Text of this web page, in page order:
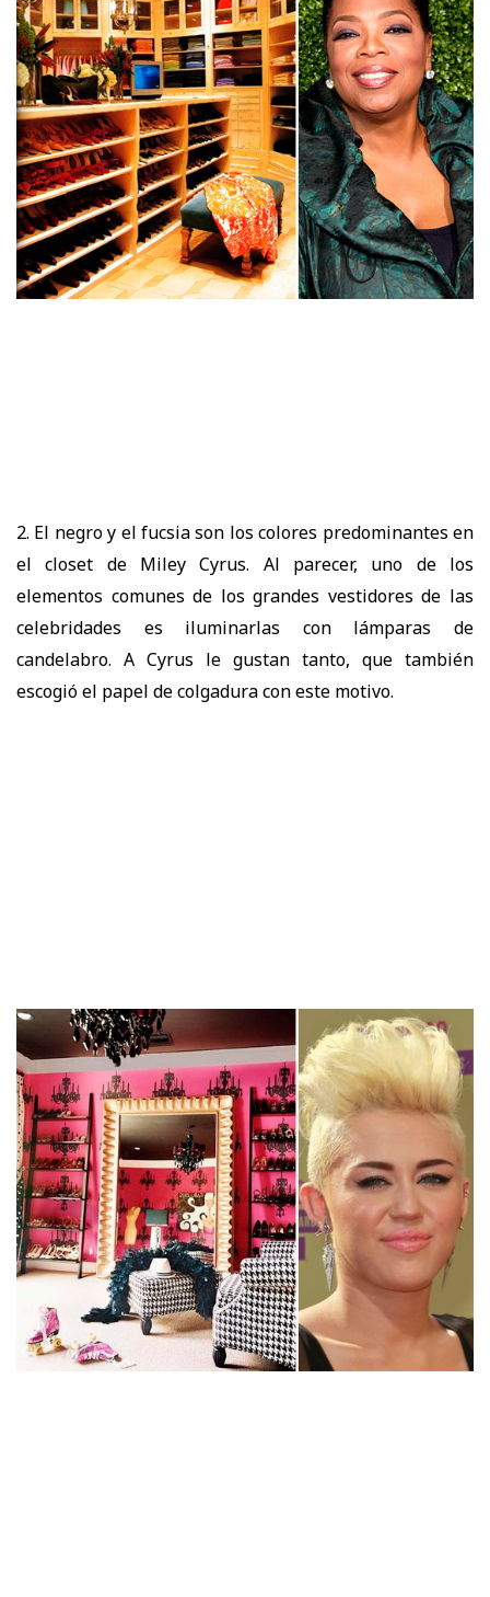
2. El negro y el fucsia son los colores predominantes en
el closet de Miley Cyrus. Al parecer, uno de los
elementos comunes de los grandes vestidores de las
celebridades es iluminarlas con lámparas de
candelabro. A Cyrus le gustan tanto, que también
escogió el papel de colgadura con este motivo.